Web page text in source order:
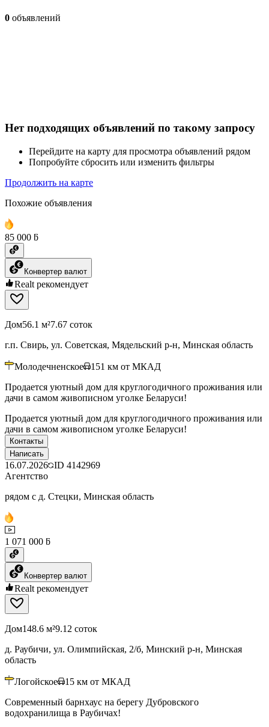
0 объявлений
Нет подходящих объявлений по такому запросу
Перейдите на карту для просмотра объявлений рядом
Попробуйте сбросить или изменить фильтры
Продолжить на карте
Похожие объявления
85 000 ƃ
Конвертер валют
Realt рекомендует
Дом56.1 м²7.67 соток
г.п. Свирь, ул. Советская, Мядельский р-н, Минская область
Молодечненское 151 км от МКАД
Продается уютный дом для круглогодичного проживания или
дачи в самом живописном уголке Беларуси!
Продается уютный дом для круглогодичного проживания или
дачи в самом живописном уголке Беларуси!
Контакты
Написать
16.07.2026 ID 4142969
Агентство
рядом с д. Стецки, Минская область
1 071 000 ƃ
Конвертер валют
Realt рекомендует
Дом148.6 м²9.12 соток
д. Раубичи, ул. Олимпийская, 2/б, Минский р-н, Минская
область
Логойское 15 км от МКАД
Современный барнхаус на берегу Дубровского
водохранилища в Раубичах!